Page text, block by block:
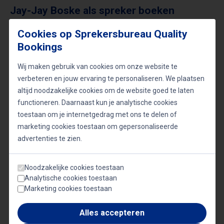
Jay-Jay Boske als spreker boeken
Jay-Jay Boske is een inspirerende spreker die zijn
unieke combinatie van sportervaring,
ondernemerschap en contentcreatie inzet om
anderen te motiveren. Zijn lezingen bieden
inzichten in hoe je je passie kunt omzetten in een
succesvolle onderneming en hoe je authenticiteit
centraal kunt stellen in alles wat je doet. Of het nu
gaat om zakelijke evenementen, seminars, of
inspiratiesessies, Boske weet zijn publiek te
boeien met zijn verhalen en zijn duidelijke visie op
content en ondernemerschap.
Cookies op Sprekersbureau Quality
Bookings
Wij maken gebruik van cookies om onze website te
verbeteren en jouw ervaring te personaliseren. We plaatsen
altijd noodzakelijke cookies om de website goed te laten
functioneren. Daarnaast kun je analytische cookies
toestaan om je internetgedrag met ons te delen of
marketing cookies toestaan om gepersonaliseerde
advertenties te zien.
Noodzakelijke cookies toestaan
Analytische cookies toestaan
Marketing cookies toestaan
Alles accepteren